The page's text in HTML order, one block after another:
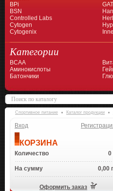
BPi
BSN
Controlled Labs
Cytogen
Cytogenix
GAT
Категории
BCAA
Аминокислоты
Батончики
Спортивное питание Каталог продукции
Вход
КОРЗИНА
Количество 0
На сумму 0,00
Оформить заказ